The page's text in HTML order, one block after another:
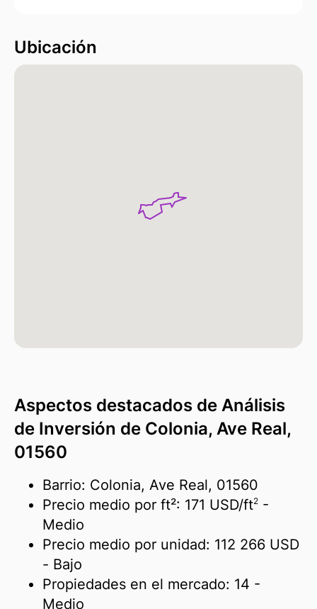
Ubicación
Aspectos destacados de Análisis
de Inversión de Colonia, Ave Real,
01560
Barrio: Colonia, Ave Real, 01560
Precio medio por ft²: 171 USD/ft2 -
Medio
Precio medio por unidad: 112 266 USD
- Bajo
Propiedades en el mercado: 14 -
Medio